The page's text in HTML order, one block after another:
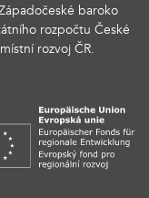
baroko
rozpočtu České
rozvoj ČR.